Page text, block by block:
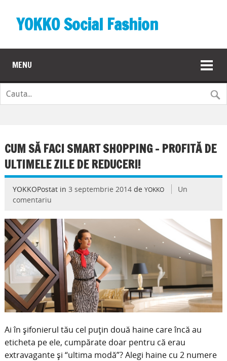
YOKKO Social Fashion
MENU
CUM SĂ FACI SMART SHOPPING – PROFITĂ DE
ULTIMELE ZILE DE REDUCERI!
YOKKOPostat in 3 septembrie 2014de YOKKO
Un
comentariu
Ai în şifonierul tău cel puţin două haine care încă au
eticheta pe ele, cumpărate doar pentru că erau
extravagante şi “ultima modă”? Alegi haine cu 2 numere